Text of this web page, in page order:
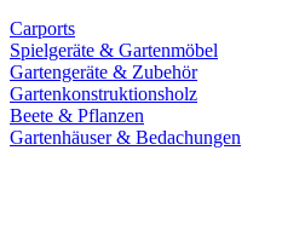
Carports
Spielgeräte & Gartenmöbel
Gartengeräte & Zubehör
Gartenkonstruktionsholz
Beete & Pflanzen
Gartenhäuser & Bedachungen